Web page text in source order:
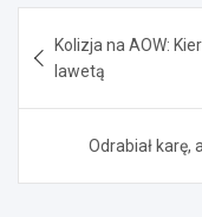
wpisu
Kolizja na AOW:
lawetą
Odrabiał karę,